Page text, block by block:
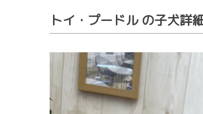
トイ・プードル の子犬詳